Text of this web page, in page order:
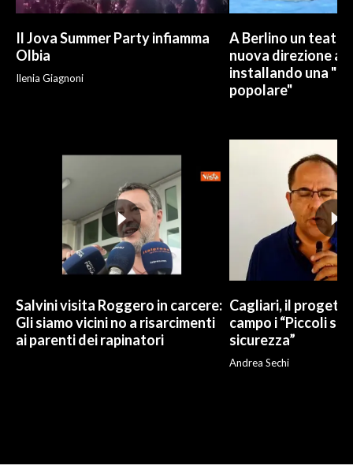
STORE
Il Jova Summer Party infiamma
Olbia
Ilenia Giagnoni
A Berlino un
nuova direzione
installando una
popolare"
Salvini visita Roggero in carcere:
Gli siamo vicini no a risarcimenti
ai parenti dei rapinatori
Cagliari, il
campo i “Piccoli
sicurezza”
Andrea Sechi